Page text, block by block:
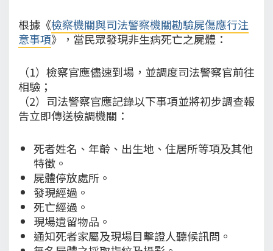
根據《檢察機關與司法警察機關勘驗屍傷應行注
意事項》，當民眾發現非生病死亡之屍體：
（1）檢察官應儘速到場，並調度司法警察官前往
相驗；
（2）司法警察官應記錄以下事項並將初步調查報
告立即傳送檢調機關：
死者姓名、年齡、出生地、住居所等項及其他
特徵。
屍體停放處所。
發現經過。
死亡經過。
現場遺留物品。
通知死者家屬及現場目擊證人聽候訊問。